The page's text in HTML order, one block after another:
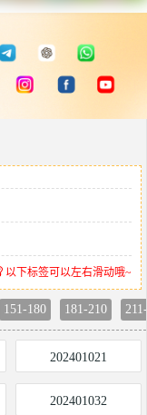
以下标签可以左右滑动哦~
151-180 181-210
202401021
202401032